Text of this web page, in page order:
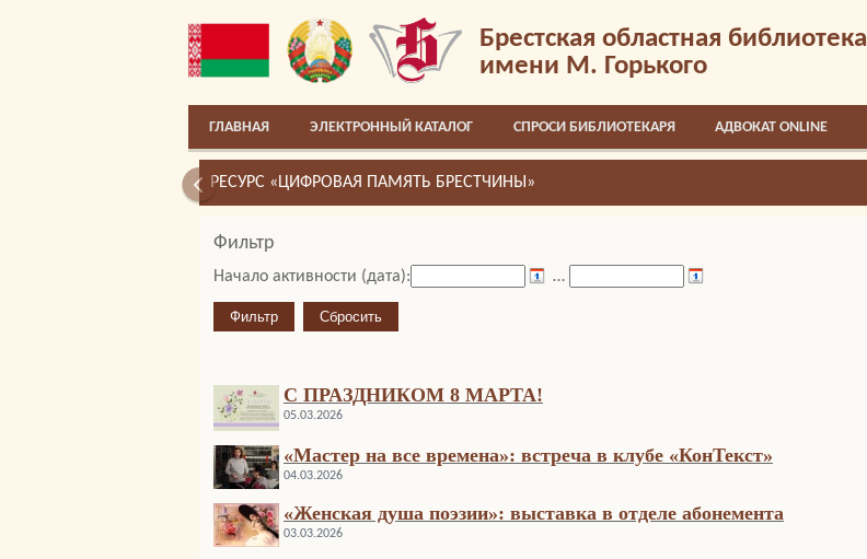
Брестская областная библиотека
имени М. Горького
ГЛАВНАЯ ЭЛЕКТРОННЫЙ КАТАЛОГ СПРОСИ БИБЛИОТЕКАРЯ АДВОКАТ ONLINE
РЕСУРС «ЦИФРОВАЯ ПАМЯТЬ БРЕСТЧИНЫ»
Фильтр
Начало активности (дата): …
С ПРАЗДНИКОМ 8 МАРТА!
05.03.2026
«Мастер на все времена»: встреча в клубе «КонТекст»
04.03.2026
«Женская душа поэзии»: выставка в отделе абонемента
03.03.2026